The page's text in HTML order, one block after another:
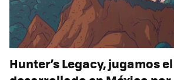
Hunter’s Legacy, jugamos